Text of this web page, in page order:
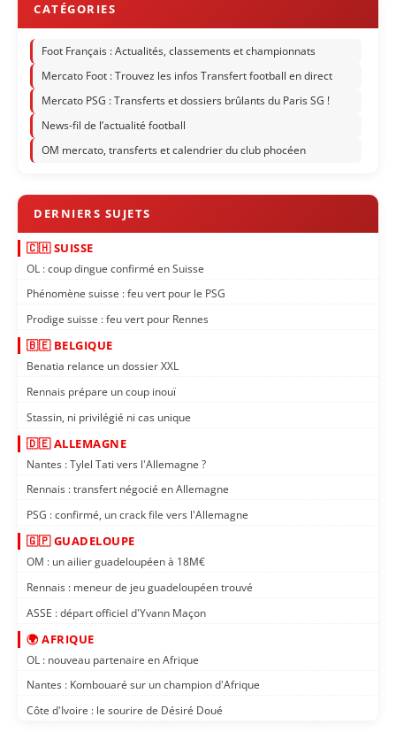
Foot Français : Actualités, classements et championnats
Mercato Foot : Trouvez les infos Transfert football en direct
Mercato PSG : Transferts et dossiers brûlants du Paris SG !
News-fil de l’actualité football
OM mercato, transferts et calendrier du club phocéen
🇨🇭 SUISSE
OL : coup dingue confirmé en Suisse
Phénomène suisse : feu vert pour le PSG
Prodige suisse : feu vert pour Rennes
🇧🇪 BELGIQUE
Benatia relance un dossier XXL
Rennais prépare un coup inouï
Stassin, ni privilégié ni cas unique
🇩🇪 ALLEMAGNE
Nantes : Tylel Tati vers l'Allemagne ?
Rennais : transfert négocié en Allemagne
PSG : confirmé, un crack file vers l'Allemagne
🇬🇵 GUADELOUPE
OM : un ailier guadeloupéen à 18M€
Rennais : meneur de jeu guadeloupéen trouvé
ASSE : départ officiel d'Yvann Maçon
🌍 AFRIQUE
OL : nouveau partenaire en Afrique
Nantes : Kombouaré sur un champion d'Afrique
Côte d'Ivoire : le sourire de Désiré Doué